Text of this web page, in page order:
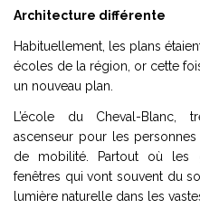
Architecture différente
Habituellement, les plans
écoles de la région, or cette
un nouveau plan.
L’école du Cheval-Blanc,
ascenseur pour les
de mobilité. Partout où les
fenêtres qui vont souvent du
lumière naturelle dans les